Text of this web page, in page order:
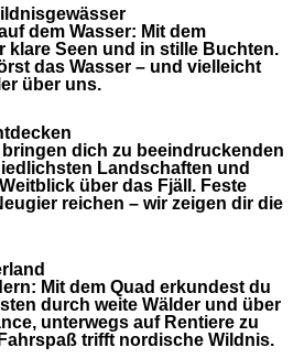
dem Wasser: Mit dem
klare Seen und in stille Buchten.
das Wasser – und vielleicht
über uns.
dich zu beeindruckenden
Landschaften und
über das Fjäll. Feste
reichen – wir zeigen dir die
Mit dem Quad erkundest du
durch weite Wälder und über
unterwegs auf Rentiere zu
trifft nordische Wildnis.